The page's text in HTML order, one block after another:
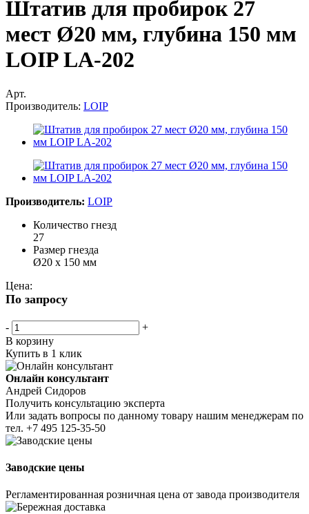
Штатив для пробирок 27
мест Ø20 мм, глубина 150 мм
LOIP LA-202
Арт.
Производитель: LOIP
Производитель: LOIP
Количество гнезд
27
Размер гнезда
Ø20 х 150 мм
Цена:
По запросу
-
+
В корзину
Купить в 1 клик
Онлайн консультант
Андрей Сидоров
Получить консультацию эксперта
Или задать вопросы по данному товару нашим менеджерам по
тел. +7 495 125-35-50
Заводские цены
Регламентированная розничная цена от завода производителя